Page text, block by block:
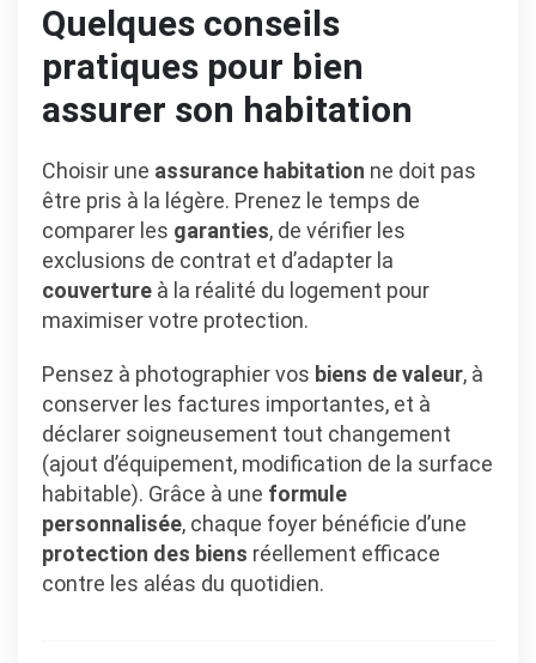
Quelques conseils
pratiques pour bien
assurer son habitation
Choisir une assurance habitation ne doit pas
être pris à la légère. Prenez le temps de
comparer les garanties, de vérifier les
exclusions de contrat et d’adapter la
couverture à la réalité du logement pour
maximiser votre protection.
Pensez à photographier vos biens de valeur, à
conserver les factures importantes, et à
déclarer soigneusement tout changement
(ajout d’équipement, modification de la surface
habitable). Grâce à une formule
personnalisée, chaque foyer bénéficie d’une
protection des biens réellement efficace
contre les aléas du quotidien.